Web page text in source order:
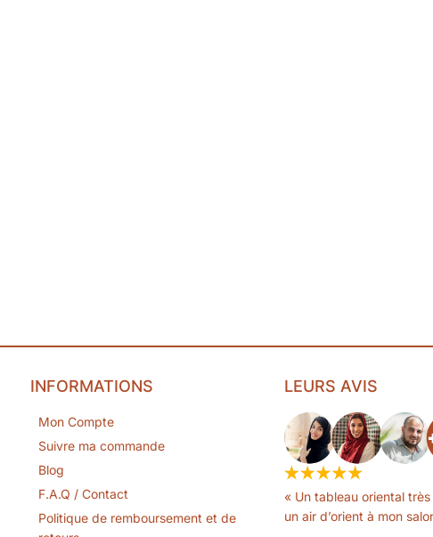
INFORMATIONS
Mon Compte
Suivre ma commande
Blog
F.A.Q / Contact
Politique de remboursement et de
LEURS AVIS
« Un tableau oriental
un air d’orient à mon